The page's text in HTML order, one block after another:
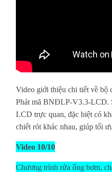
Video giới thiệu chi tiết về bộ
Phát mã BNĐLP-V3.3-LCD.
LCD trực quan, đặc biệt có
chiết rót khác nhau, giúp tối
Video 10/10
Chương trình rửa ống bơm,